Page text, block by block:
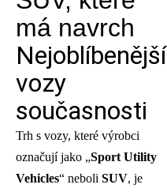
má navrch
Nejoblíbenější
vozy
současnosti
Trh s vozy, které výrobci
označují jako „Sport Utility
Vehicles“ neboli SUV, je